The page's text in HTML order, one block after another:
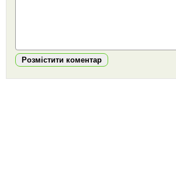
Розмістити коментар